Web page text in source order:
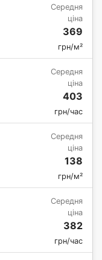
Середня
ціна
369
грн/м²
Середня
ціна
403
грн/час
Середня
ціна
138
грн/м²
Середня
ціна
382
грн/час